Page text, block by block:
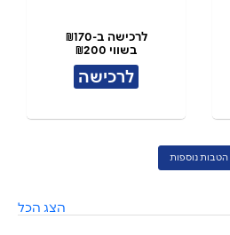
לרכישה ב-₪170
בשווי ₪200
לרכישה
הטבות נוספות
הצג הכל